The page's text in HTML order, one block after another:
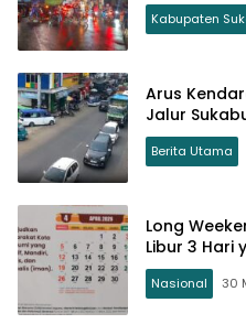
Kabupaten
Arus
Jalur
Berita Utama
Long
Libur 3 Hari
Nasional 30